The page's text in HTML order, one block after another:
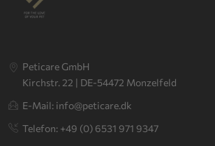
Peticare GmbH
Kirchstr. 22 | DE-54472 Monzelfeld
E-Mail: info@peticare.dk
Telefon: +49 (0) 6531 971 9347